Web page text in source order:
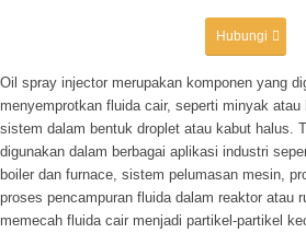
Hubungi
Oil spray injector merupakan komponen yang
menyemprotkan fluida cair, seperti minyak
sistem dalam bentuk droplet atau kabut halus.
digunakan dalam berbagai aplikasi industri
boiler dan furnace, sistem pelumasan mesin,
proses pencampuran fluida dalam reaktor atau
memecah fluida cair menjadi partikel-partikel